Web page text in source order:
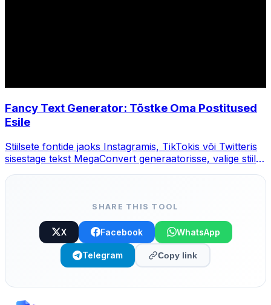
Fancy Text Generator: Tõstke Oma Postitused
Esile
Stiilsete fontide jaoks Instagramis, TikTokis või Twitteris
sisestage tekst MegaConvert generaatorisse, valige stiil ja
SHARE THIS TOOL
X Facebook WhatsApp
Telegram Copy link